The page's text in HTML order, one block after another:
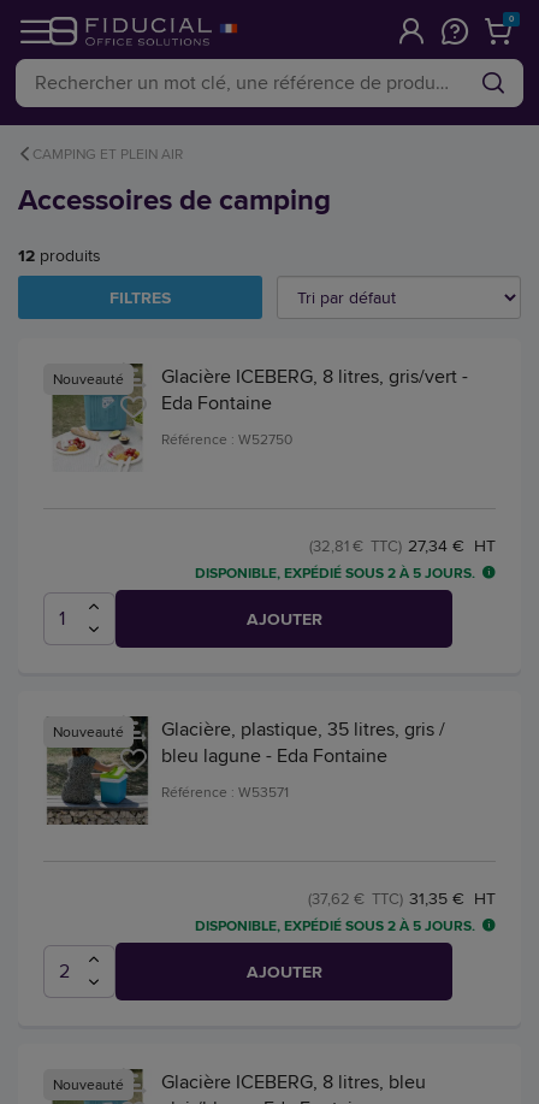
0
CAMPING ET PLEIN AIR
Accessoires de camping
12 produits
FILTRES
Nouveauté
Glacière ICEBERG, 8 litres, gris/vert -
Eda Fontaine
Référence : W52750
27,34 € HT
(32,81 € TTC)
DISPONIBLE, EXPÉDIÉ SOUS 2 À 5 JOURS.
AJOUTER
Nouveauté
Glacière, plastique, 35 litres, gris /
bleu lagune - Eda Fontaine
Référence : W53571
31,35 € HT
(37,62 € TTC)
DISPONIBLE, EXPÉDIÉ SOUS 2 À 5 JOURS.
AJOUTER
Nouveauté
Glacière ICEBERG, 8 litres, bleu